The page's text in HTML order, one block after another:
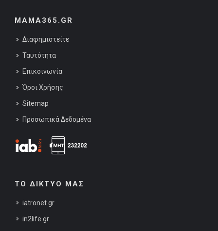
MAMA365.GR
Διαφημιστείτε
Ταυτότητα
Επικοινωνία
Όροι Χρήσης
Sitemap
Προσωπικά Δεδομένα
ΤΟ ΔΙΚΤΥΟ ΜΑΣ
iatronet.gr
in2life.gr